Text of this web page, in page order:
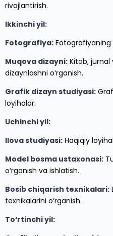
rivojlantirish.
Ikkinchi yil:
Fotografiya:
Muqova dizayni: Kitob,
dizaynlashni o‘rganish.
Grafik dizayn studiyasi:
loyihalar.
Uchinchi yil:
Ilova studiyasi: Haqiqiy
Model bosma ustaxonasi:
o‘rganish va ishlatish.
Bosib chiqarish texnikalari:
texnikalarini o‘rganish.
To‘rtinchi yil: